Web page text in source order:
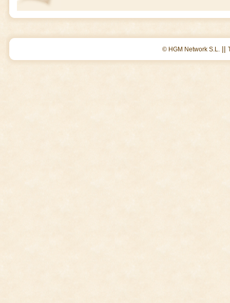
© HGM Network S.L. ||